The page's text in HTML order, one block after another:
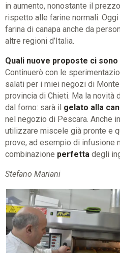
in aumento, nonostante il
rispetto alle farine normali.
farina di canapa anche da
altre regioni d’Italia.
Quali nuove proposte ci
Continuerò con le
salati per i miei negozi di
provincia di Chieti. Ma la novità
dal forno: sarà il gelato alla
nel negozio di Pescara. Anche
utilizzare miscele già pronte e
prove, ad esempio di infusione
combinazione perfetta degli
Stefano Mariani